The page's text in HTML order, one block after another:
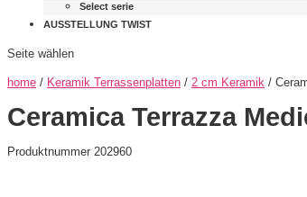
Select serie
AUSSTELLUNG TWIST
Seite wählen
home / Keramik Terrassenplatten / 2 cm Keramik /
Ceramica Terrazza
Produktnummer 202960